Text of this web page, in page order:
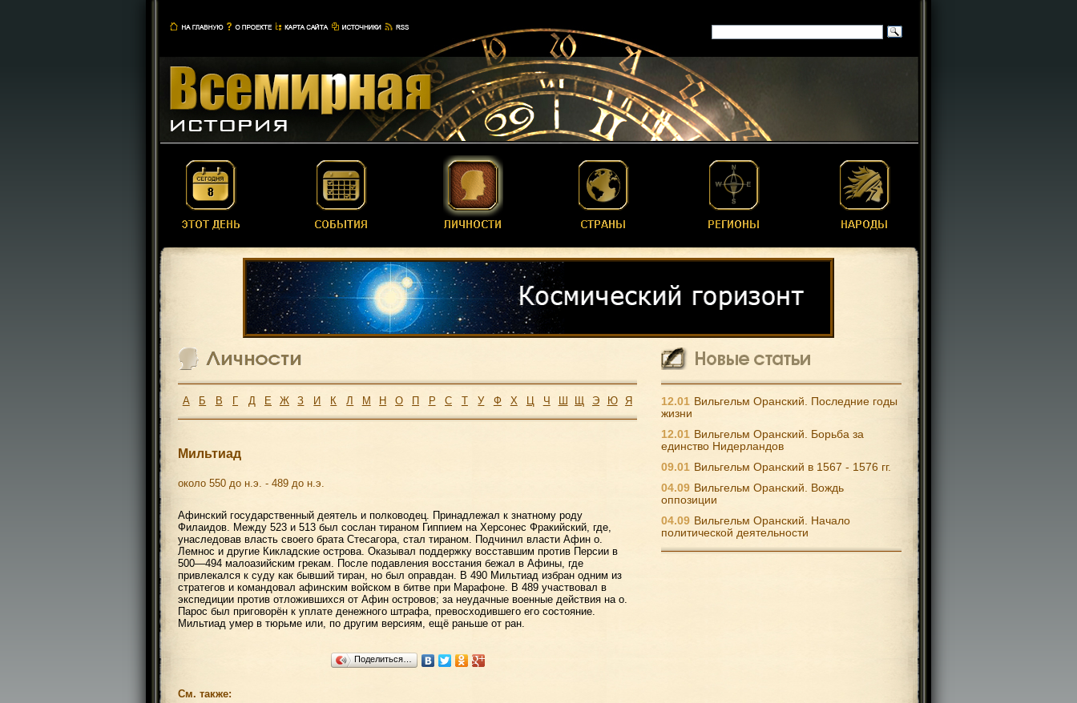
А Б В Г Д Е Ж З И К Л М Н О П Р С Т У Ф Х Ц Ч Ш Щ Э Ю Я
Мильтиад
около 550 до н.э. - 489 до н.э.
Афинский государственный деятель и полководец. Принадлежал к знатному роду
Филаидов. Между 523 и 513 был сослан тираном Гиппием на Херсонес Фракийский, где,
унаследовав власть своего брата Стесагора, стал тираном. Подчинил власти Афин о.
Лемнос и другие Кикладские острова. Оказывал поддержку восставшим против Персии в
500—494 малоазийским грекам. После подавления восстания бежал в Афины, где
привлекался к суду как бывший тиран, но был оправдан. В 490 Мильтиад избран одним из
стратегов и командовал афинским войском в битве при Марафоне. В 489 участвовал в
экспедиции против отложившихся от Афин островов; за неудачные военные действия на о.
Парос был приговорён к уплате денежного штрафа, превосходившего его состояние.
Мильтиад умер в тюрьме или, по другим версиям, ещё раньше от ран.
Поделиться…
См. также:
12.01 Вильгельм Оранский. Последние годы
жизни
12.01 Вильгельм Оранский. Борьба за
единство Нидерландов
09.01 Вильгельм Оранский в 1567 - 1576 гг.
04.09 Вильгельм Оранский. Вождь
оппозиции
04.09 Вильгельм Оранский. Начало
политической деятельности